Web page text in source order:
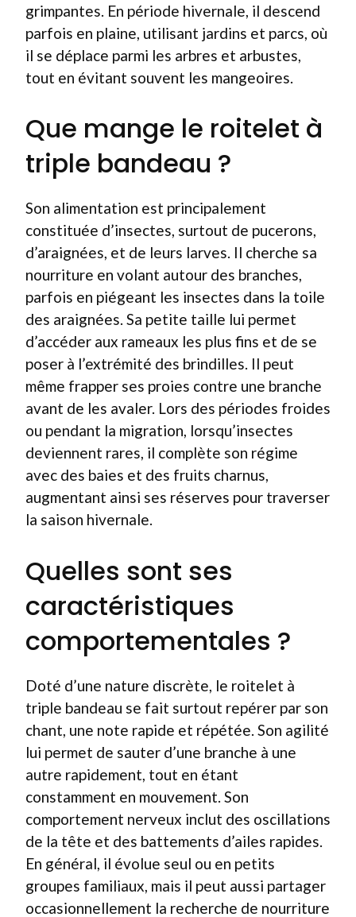
grimpantes. En période hivernale, il descend
parfois en plaine, utilisant jardins et parcs, où
il se déplace parmi les arbres et arbustes,
tout en évitant souvent les mangeoires.
Que mange le roitelet à
triple bandeau ?
Son alimentation est principalement
constituée d’insectes, surtout de pucerons,
d’araignées, et de leurs larves. Il cherche sa
nourriture en volant autour des branches,
parfois en piégeant les insectes dans la toile
des araignées. Sa petite taille lui permet
d’accéder aux rameaux les plus fins et de se
poser à l’extrémité des brindilles. Il peut
même frapper ses proies contre une branche
avant de les avaler. Lors des périodes froides
ou pendant la migration, lorsqu’insectes
deviennent rares, il complète son régime
avec des baies et des fruits charnus,
augmentant ainsi ses réserves pour traverser
la saison hivernale.
Quelles sont ses
caractéristiques
comportementales ?
Doté d’une nature discrète, le roitelet à
triple bandeau se fait surtout repérer par son
chant, une note rapide et répétée. Son agilité
lui permet de sauter d’une branche à une
autre rapidement, tout en étant
constamment en mouvement. Son
comportement nerveux inclut des oscillations
de la tête et des battements d’ailes rapides.
En général, il évolue seul ou en petits
groupes familiaux, mais il peut aussi partager
occasionnellement la recherche de nourriture